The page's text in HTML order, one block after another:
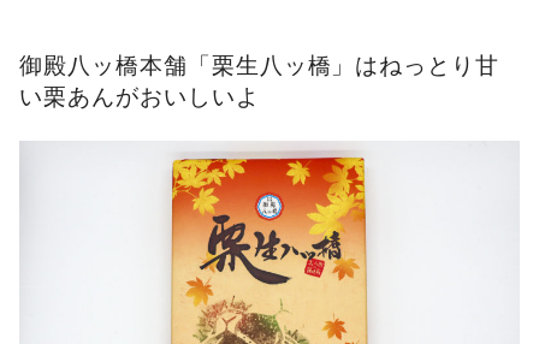
御殿八ッ橋本舗「栗生八ッ橋」はねっとり甘
い栗あんがおいしいよ